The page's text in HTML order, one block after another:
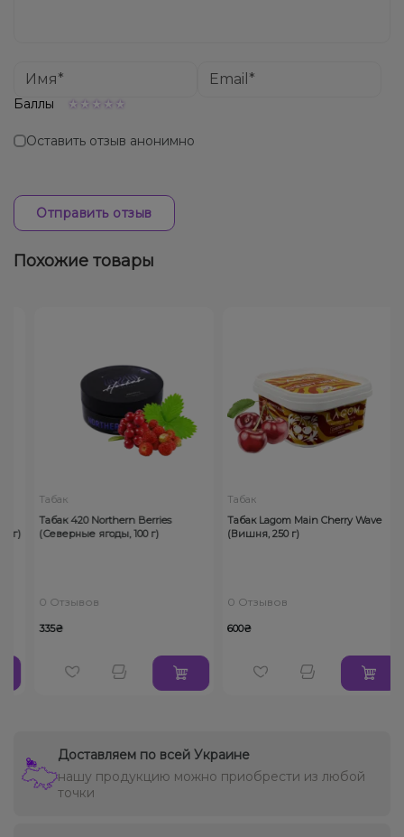
Баллы
Оставить отзыв анонимно
Отправить отзыв
Похожие товары
Табак
Табак 420 Northern Berries
(Северные ягоды, 100 г)
0 Отзывов
335₴
Табак
Табак Lagom Main Cherry Wave
(Вишня, 250 г)
0 Отзывов
600₴
Доставляем по всей Украине
нашу продукцию можно приобрести из любой
точки